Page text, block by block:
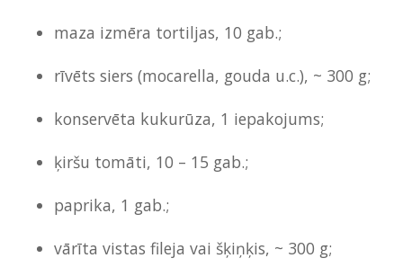
maza izmēra tortiljas, 10 gab.;
rīvēts siers (mocarella, gouda u.c.), ~ 300 g;
konservēta kukurūza, 1 iepakojums;
ķiršu tomāti, 10 – 15 gab.;
paprika, 1 gab.;
vārīta vistas fileja vai šķiņķis, ~ 300 g;